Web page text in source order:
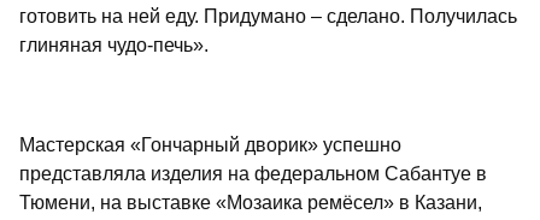
готовить на ней еду. Придумано – сделано. Получилась
глиняная чудо-печь».
Мастерская «Гончарный дворик» успешно
представляла изделия на федеральном Сабантуе в
Тюмени, на выставке «Мозаика ремёсел» в Казани,